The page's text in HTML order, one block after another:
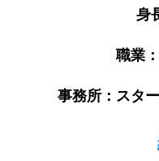
身
職業
事務所：スタ